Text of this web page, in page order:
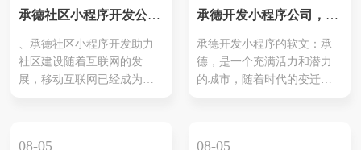
承德社区小程序开发公
钱一个
、承德社区小程序开发助力
社区建设随着互联网的发
展，移动互联网已经成为人
承德开发小程序公司，抖
承德开发小程序的软文：承
德，是一个充满活力和潜力
的城市，随着时代的变迁和